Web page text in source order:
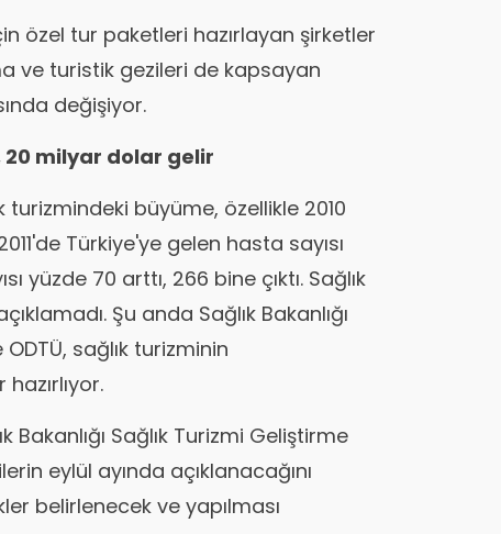
özel tur paketleri hazırlayan şirketler
ve turistik gezileri de kapsayan
değişiyor.
20 milyar dolar gelir
büyüme, özellikle 2010
Türkiye'ye gelen hasta sayısı
yüzde 70 arttı, 266 bine çıktı. Sağlık
Şu anda Sağlık Bakanlığı
sağlık turizminin
Bakanlığı Sağlık Turizmi Geliştirme
eylül ayında açıklanacağını
belirlenecek ve yapılması